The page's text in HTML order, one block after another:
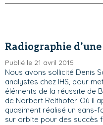
Radiographie
Publié le 21 avril 2015
Nous avons sollicité Denis
analystes chez IHS, pour
éléments de la réussite de
de Norbert Reithofer. Où il
quasiment réalisé un sans-
sur orbite pour des succès